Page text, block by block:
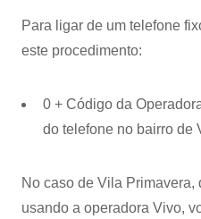
Para ligar de um telefone
este procedimento:
0 + Código da
do telefone no bairro de
No caso de Vila Primavera,
usando a operadora Vivo,